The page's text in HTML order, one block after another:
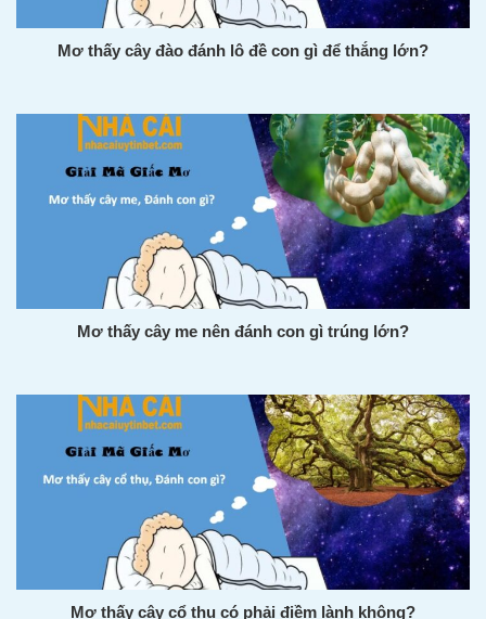
Mơ thấy cây đào đánh lô đề con gì để thắng lớn?
Mơ thấy cây me nên đánh con gì trúng lớn?
Mơ thấy cây cổ thụ có phải điềm lành không?